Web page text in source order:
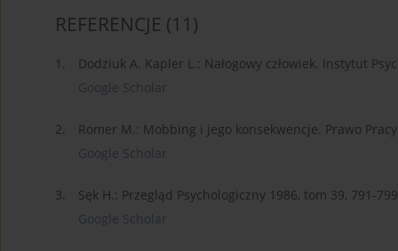
REFERENCJE (11)
1.
Dodziuk A. Kapler L.: Nałogowy człowiek. Instytut
Google Scholar
2.
Romer M.: Mobbing i jego konsekwencje. Prawo
Google Scholar
3.
Sęk H.: Przegląd Psychologiczny 1986, tom 39, 791-
Google Scholar